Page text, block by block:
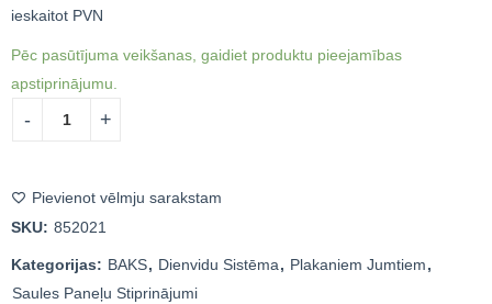
ieskaitot PVN
Pēc pasūtījuma veikšanas, gaidiet produktu pieejamības
apstiprinājumu.
Pievienot vēlmju sarakstam
SKU: 852021
Kategorijas: BAKS, Dienvidu Sistēma, Plakaniem Jumtiem,
Saules Paneļu Stiprinājumi